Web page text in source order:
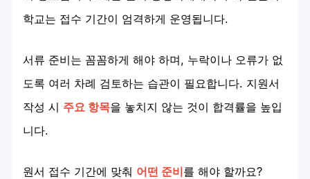
학교는 접수 기간이 엄격하게 운영됩니다.
서류 준비는 꼼꼼하게 해야 하며, 누락이나 오류가 없
도록 여러 차례 검토하는 습관이 필요합니다. 지원서
작성 시 주요 항목을 놓치지 않는 것이 합격률을 높입
니다.
원서 접수 기간에 맞춰 어떤 준비를 해야 할까요?